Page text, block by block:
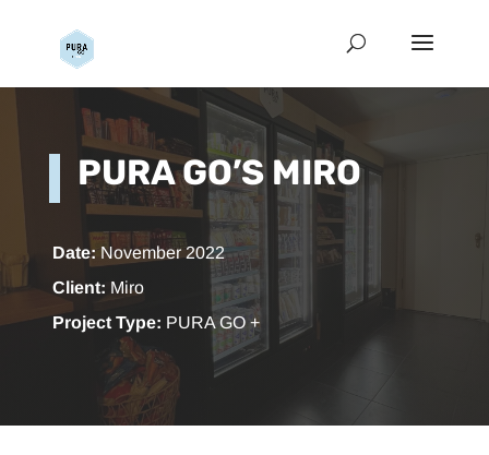
PURA GO’S MIRO
Date: November 2022
Client: Miro
Project Type: PURA GO +